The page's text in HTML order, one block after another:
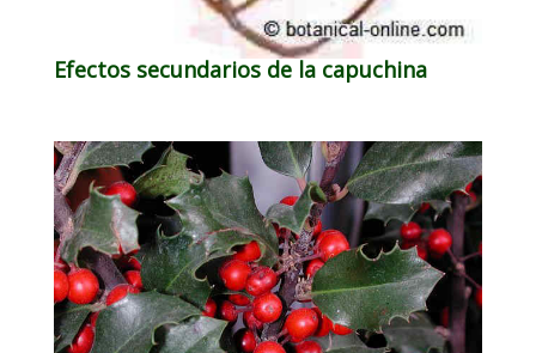
Efectos secundarios de la capuchina